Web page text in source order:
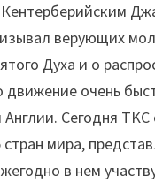
верующих
Духа и о
движение очень
Сегодня
стран мира,
в нем